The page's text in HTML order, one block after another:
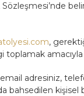
,
amacıyla
adresiniz,
bahsedilen kişisel